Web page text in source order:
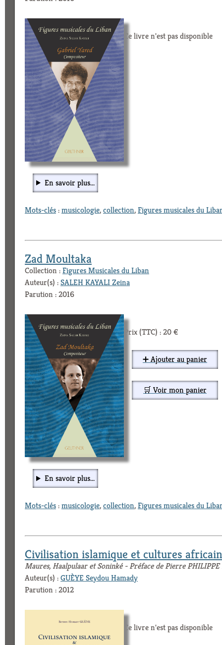
Ce livre n'est pas disponible
En savoir plus...
Mots-clés:musicologie,collection,Figures musicales du
Zad Moultaka
Collection :Figures Musicales du Liban
Auteur(s) :SALEH KAYALI Zeina
Parution : 2016
Prix (TTC) : 20 €
➕ Ajouter au panier
🛒 Voir mon panier
En savoir plus...
Mots-clés:musicologie,collection,Figures musicales du
Civilisation islamique et cultures
Maures, Haalpulaar et Soninké - Préface de Pierre PHILIPPE
Auteur(s) :GUÈYE Seydou Hamady
Parution : 2012
Ce livre n'est pas disponible